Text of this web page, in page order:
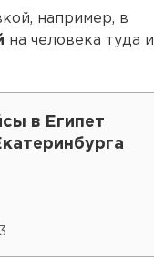
например, в
на человека туда и
в Египет